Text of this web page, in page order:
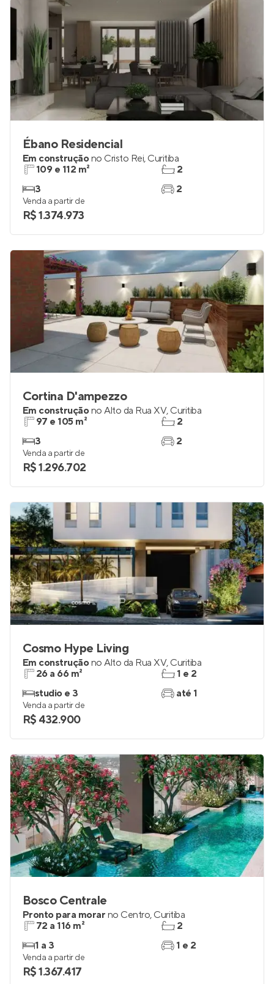
Ébano Residencial
Em construçãono Cristo Rei, Curitiba
109 e 112 m²
3
2
2
Venda a partir de
R$ 1.374.973
Cortina D'ampezzo
Em construçãono Alto da Rua XV, Curitiba
97 e 105 m²
3
2
2
Venda a partir de
R$ 1.296.702
Cosmo Hype Living
Em construçãono Alto da Rua XV, Curitiba
26 a 66 m²
studio e 3
1 e 2
até 1
Venda a partir de
R$ 432.900
Bosco Centrale
Pronto para morar no Centro, Curitiba
72 a 116 m²
1 a 3
2
1 e 2
Venda a partir de
R$ 1.367.417